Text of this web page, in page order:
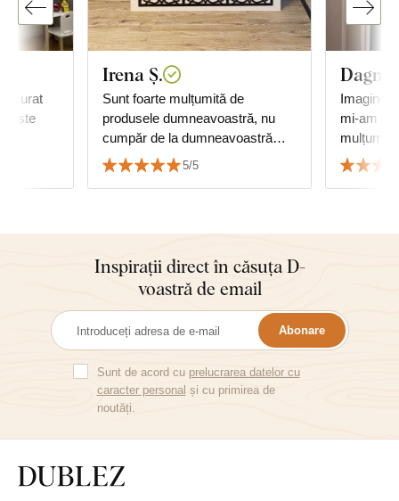
este
Irena Ș.
Sunt foarte mulțumită de
produsele dumneavoastră, nu
cumpăr de la dumneavoastră
pentru prima dată și nici pentru
ultima, sunteți minunați,
5/5
Imaginea
mi-am
Inspirații direct în căsuța D-
voastră de email
Abonare
Sunt de acord cu prelucrarea datelor cu
caracter personal și cu primirea de
noutăți.